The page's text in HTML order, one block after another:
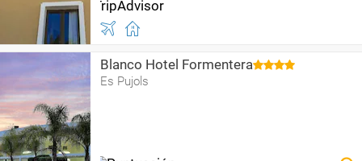
Blanco Hotel Formentera
Es Pujols